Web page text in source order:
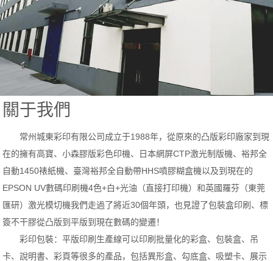
關于我們
常州城東彩印有限公司成立于1988年，從原來的凸版彩印廠家到現
在的擁有高寶、小森膠版彩色印機、日本網屏CTP激光制版機、裕邦全
自動1450裱紙機、臺灣裕邦全自動帶HHS噴膠糊盒機以及到現在的
EPSON UV數碼印刷機4色+白+光油（直接打印機）和英國羅芬（東莞
匯研）激光模切機我們走過了將近30個年頭，也見證了包裝盒印刷、標
簽不干膠從凸版到平版到現在數碼的變遷！
彩印包裝：平版印刷生產線可以印刷批量化的彩盒、包裝盒、吊
卡、說明書、彩頁等很多的產品，包括異形盒、勾底盒、吸塑卡、展示